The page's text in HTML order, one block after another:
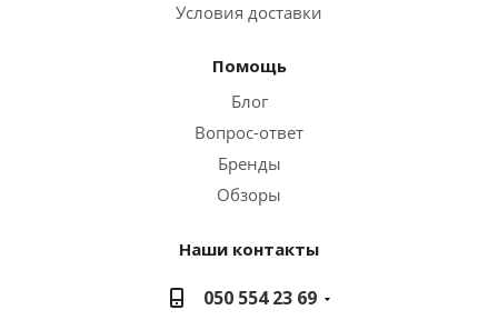
Условия доставки
Помощь
Блог
Вопрос-ответ
Бренды
Обзоры
Наши контакты
050 554 23 69